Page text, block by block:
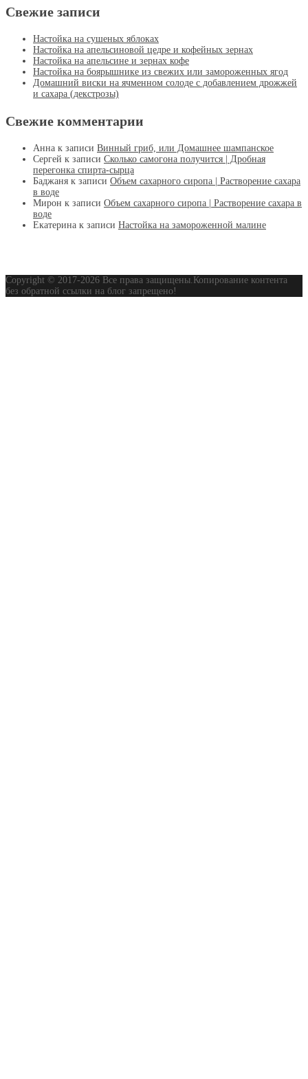
Свежие записи
Настойка на сушеных яблоках
Настойка на апельсиновой цедре и кофейных зернах
Настойка на апельсине и зернах кофе
Настойка на боярышнике из свежих или замороженных ягод
Домашний виски на ячменном солоде с добавлением дрожжей
и сахара (декстрозы)
Свежие комментарии
Анна к записи Винный гриб, или Домашнее шампанское
Сергей к записи Сколько самогона получится | Дробная
перегонка спирта-сырца
Баджаня к записи Объем сахарного сиропа | Растворение сахара
в воде
Мирон к записи Объем сахарного сиропа | Растворение сахара в
воде
Екатерина к записи Настойка на замороженной малине
Copyright © 2017-2026 Все права защищены.Копирование контента
без обратной ссылки на блог запрещено!